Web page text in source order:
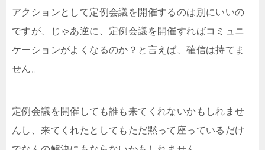
アクションとして定例会議を開催するのは別にいいの
ですが、じゃあ逆に、定例会議を開催すればコミュニ
ケーションがよくなるのか？と言えば、確信は持てま
せん。
定例会議を開催しても誰も来てくれないかもしれませ
んし、来てくれたとしてもただ黙って座っているだけ